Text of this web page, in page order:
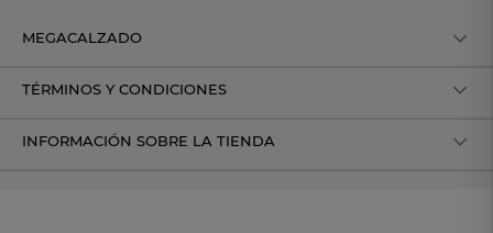
MEGACALZADO
TÉRMINOS Y CONDICIONES
INFORMACIÓN SOBRE LA TIENDA